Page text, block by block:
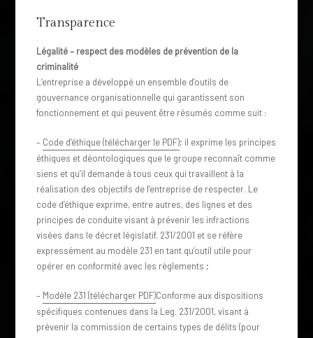
Transparence
Légalité – respect des modèles de prévention de la
criminalité
L’entreprise a développé un ensemble d’outils de
gouvernance organisationnelle qui garantissent son
fonctionnement et qui peuvent être résumés comme suit :
– Code d’éthique (télécharger le PDF); il exprime les principes
éthiques et déontologiques que le groupe reconnaît comme
siens et qu’il demande à tous ceux qui travaillent à la
réalisation des objectifs de l’entreprise de respecter. Le
code d’éthique exprime, entre autres, des lignes et des
principes de conduite visant à prévenir les infractions
visées dans le décret législatif. 231/2001 et se réfère
expressément au modèle 231 en tant qu’outil utile pour
opérer en conformité avec les règlements ;
– Modèle 231 (télécharger PDF)Conforme aux dispositions
spécifiques contenues dans la Leg. 231/2001, visant à
prévenir la commission de certains types de délits (pour